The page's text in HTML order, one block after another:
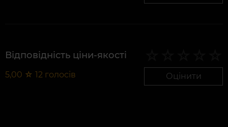
Відповідність ціни-якості
5,00 ☆ 12 голосів Оцінити